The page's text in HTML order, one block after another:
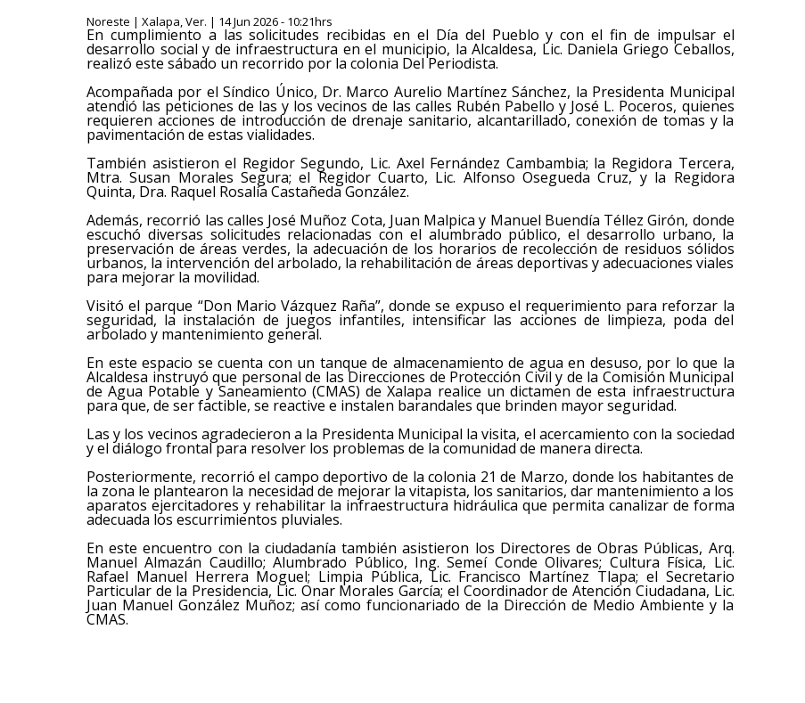
Noreste | Xalapa, Ver. | 14 Jun 2026 - 10:21hrs
En cumplimiento a las solicitudes recibidas en el Día del Pueblo y con el fin de impulsar el
desarrollo social y de infraestructura en el municipio, la Alcaldesa, Lic. Daniela Griego Ceballos,
realizó este sábado un recorrido por la colonia Del Periodista.
Acompañada por el Síndico Único, Dr. Marco Aurelio Martínez Sánchez, la Presidenta Municipal
atendió las peticiones de las y los vecinos de las calles Rubén Pabello y José L. Poceros, quienes
requieren acciones de introducción de drenaje sanitario, alcantarillado, conexión de tomas y la
pavimentación de estas vialidades.
También asistieron el Regidor Segundo, Lic. Axel Fernández Cambambia; la Regidora Tercera,
Mtra. Susan Morales Segura; el Regidor Cuarto, Lic. Alfonso Osegueda Cruz, y la Regidora
Quinta, Dra. Raquel Rosalía Castañeda González.
Además, recorrió las calles José Muñoz Cota, Juan Malpica y Manuel Buendía Téllez Girón, donde
escuchó diversas solicitudes relacionadas con el alumbrado público, el desarrollo urbano, la
preservación de áreas verdes, la adecuación de los horarios de recolección de residuos sólidos
urbanos, la intervención del arbolado, la rehabilitación de áreas deportivas y adecuaciones viales
para mejorar la movilidad.
Visitó el parque “Don Mario Vázquez Raña”, donde se expuso el requerimiento para reforzar la
seguridad, la instalación de juegos infantiles, intensificar las acciones de limpieza, poda del
arbolado y mantenimiento general.
En este espacio se cuenta con un tanque de almacenamiento de agua en desuso, por lo que la
Alcaldesa instruyó que personal de las Direcciones de Protección Civil y de la Comisión Municipal
de Agua Potable y Saneamiento (CMAS) de Xalapa realice un dictamen de esta infraestructura
para que, de ser factible, se reactive e instalen barandales que brinden mayor seguridad.
Las y los vecinos agradecieron a la Presidenta Municipal la visita, el acercamiento con la sociedad
y el diálogo frontal para resolver los problemas de la comunidad de manera directa.
Posteriormente, recorrió el campo deportivo de la colonia 21 de Marzo, donde los habitantes de
la zona le plantearon la necesidad de mejorar la vitapista, los sanitarios, dar mantenimiento a los
aparatos ejercitadores y rehabilitar la infraestructura hidráulica que permita canalizar de forma
adecuada los escurrimientos pluviales.
En este encuentro con la ciudadanía también asistieron los Directores de Obras Públicas, Arq.
Manuel Almazán Caudillo; Alumbrado Público, Ing. Semeí Conde Olivares; Cultura Física, Lic.
Rafael Manuel Herrera Moguel; Limpia Pública, Lic. Francisco Martínez Tlapa; el Secretario
Particular de la Presidencia, Lic. Onar Morales García; el Coordinador de Atención Ciudadana, Lic.
Juan Manuel González Muñoz; así como funcionariado de la Dirección de Medio Ambiente y la
CMAS.